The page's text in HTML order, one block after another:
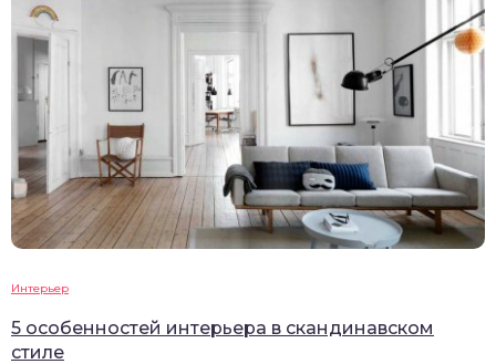
Интерьер
5 особенностей интерьера в скандинавском
стиле